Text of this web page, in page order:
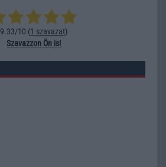
9.33/10 (1 szavazat)
Szavazzon Ön is!